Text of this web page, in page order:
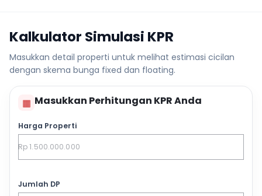
Kalkulator Simulasi KPR
Masukkan detail properti untuk melihat estimasi cicilan
dengan skema bunga fixed dan floating.
▦ Masukkan Perhitungan KPR Anda
Harga Properti
Jumlah DP